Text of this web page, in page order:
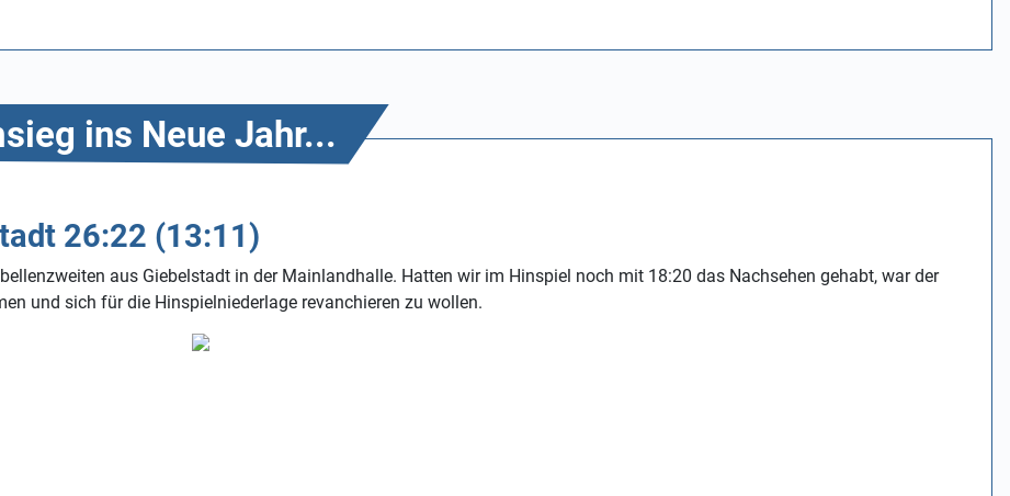
ins Neue Jahr...
26:22 (13:11)
aus Giebelstadt in der Mainlandhalle. Hatten wir im Hinspiel noch mit 18:20 das Nachsehen gehabt, war der
und sich für die Hinspielniederlage revanchieren zu wollen.